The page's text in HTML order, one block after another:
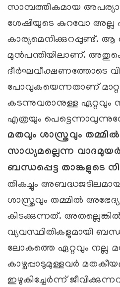
സാമ്പത്തികമായ
ശേഷിയുടെ കുറവോ അല്ല
കാര്യമെനിക്കുറപ്പുണ്ട്. ആ
മുന്‍പന്തിയിലാണ്.
ദീര്‍ഘവീക്ഷണത്തോടെ
പോവുകയെന്നതാണ്
കടന്നുവരാനുള്ള ഏറ്റവും
എത്രയും
മതവും ശാസ്ത്രവും തമ്മില്‍
സാധ്യമല്ലെന്ന
ബന്ധപ്പെട്ട താങ്കളുടെ
തികച്ചും
ശാസ്ത്രവും തമ്മില്‍
കിടക്കുന്നത്.
വ്യവസ്ഥിതികളുമായി
ലോകത്തെ ഏറ്റവും നല്ല
കാഴ്ചപ്പാടുമുള്ളവര്‍
ഇഴുകിച്ചേര്‍ന്ന്